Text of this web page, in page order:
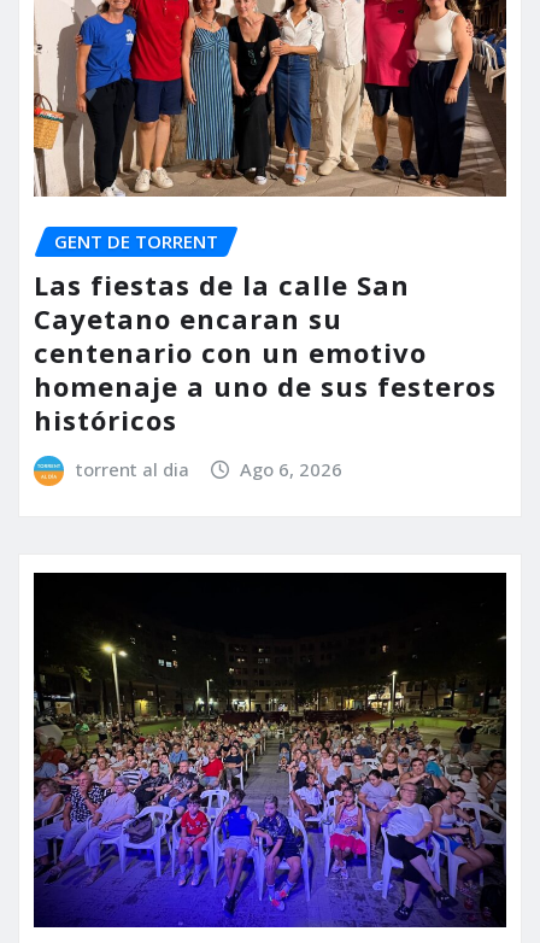
GENT DE TORRENT
Las fiestas de la calle San
Cayetano encaran su
centenario con un emotivo
homenaje a uno de sus festeros
históricos
torrent al dia Ago 6, 2026